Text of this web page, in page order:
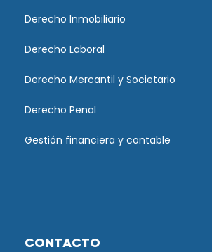
Derecho Inmobiliario
Derecho Laboral
Derecho Mercantil y Societario
Derecho Penal
Gestión financiera y contable
CONTACTO